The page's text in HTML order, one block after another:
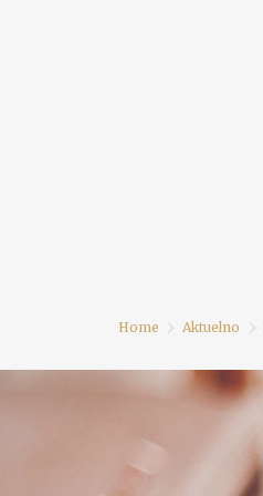
Home Aktuelno